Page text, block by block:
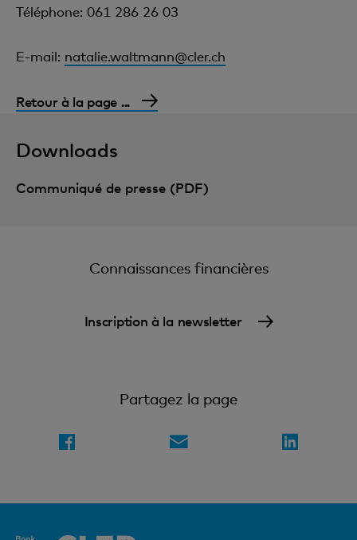
Téléphone: 061 286 26 03
E-mail: natalie.waltmann@cler.ch
Retour à la page ...
Downloads
Communiqué de presse (PDF)
Connaissances financières
Inscription à la newsletter
Partagez la page